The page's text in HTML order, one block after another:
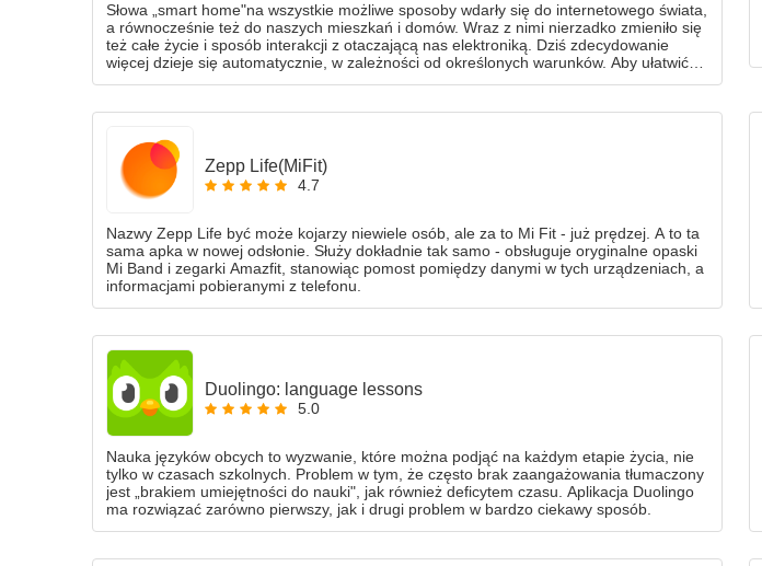
Słowa „smart home"na wszystkie możliwe sposoby wdarły się do internetowego świata,
a równocześnie też do naszych mieszkań i domów. Wraz z nimi nierzadko zmieniło się
też całe życie i sposób interakcji z otaczającą nas elektroniką. Dziś zdecydowanie
więcej dzieje się automatycznie, w zależności od określonych warunków. Aby ułatwić
Zepp Life(MiFit)
4.7
Nazwy Zepp Life być może kojarzy niewiele osób, ale za to Mi Fit - już prędzej. A to ta
sama apka w nowej odsłonie. Służy dokładnie tak samo - obsługuje oryginalne opaski
Mi Band i zegarki Amazfit, stanowiąc pomost pomiędzy danymi w tych urządzeniach, a
informacjami pobieranymi z telefonu.
Duolingo: language lessons
5.0
Nauka języków obcych to wyzwanie, które można podjąć na każdym etapie życia, nie
tylko w czasach szkolnych. Problem w tym, że często brak zaangażowania tłumaczony
jest „brakiem umiejętności do nauki", jak również deficytem czasu. Aplikacja Duolingo
ma rozwiązać zarówno pierwszy, jak i drugi problem w bardzo ciekawy sposób.